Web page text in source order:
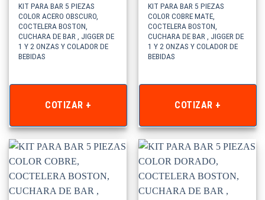
KIT PARA BAR 5 PIEZAS
COLOR ACERO OBSCURO,
COCTELERA BOSTON,
CUCHARA DE BAR , JIGGER DE
1 Y 2 ONZAS Y COLADOR DE
BEBIDAS
COTIZAR +
KIT PARA BAR 5 PIEZAS
COLOR COBRE MATE,
COCTELERA BOSTON,
CUCHARA DE BAR , JIGGER DE
1 Y 2 ONZAS Y COLADOR DE
BEBIDAS
COTIZAR +